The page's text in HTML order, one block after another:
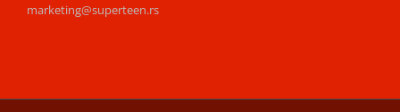
marketing@superteen.rs